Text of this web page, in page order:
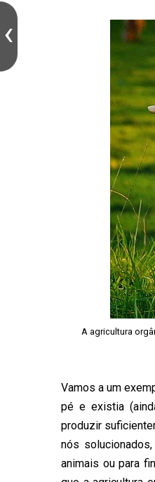
A agricultura
Vamos a um
pé e existia
produzir
nós
animais ou para